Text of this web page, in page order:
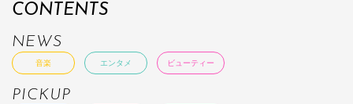
CONTENTS
NEWS
音楽 エンタメ ビューティー
PICKUP